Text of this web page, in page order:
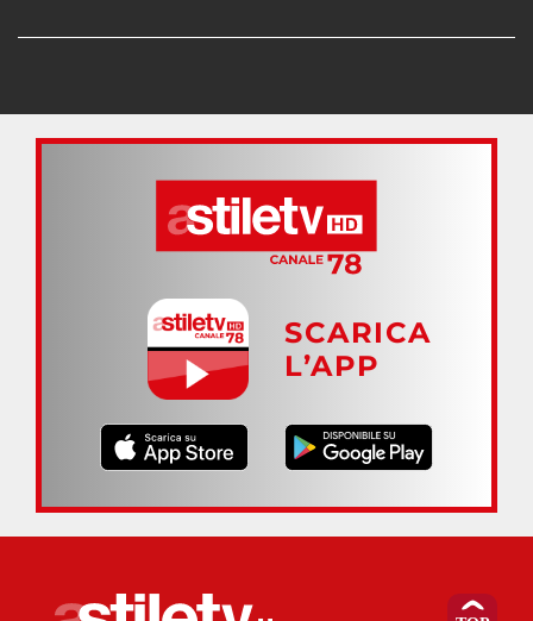
SCARICA
L’APP